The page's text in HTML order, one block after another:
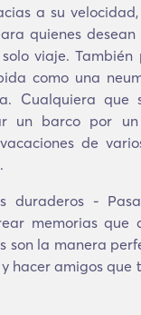
a su
quienes
viaje. También
como una
Cualquiera que
un barco por
de
duraderos -
memorias que
son la manera
hacer amigos